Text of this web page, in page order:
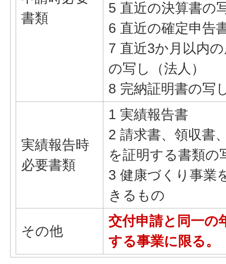
書類
5 直近の決算書の
6 直近の確定申告
7 直近3か月以内
の写し（法人）
8 完納証明書の写
実績報告時
必要書類
1 実績報告書
2 請求書、領収書
を証明する書類の
3 健康づくり事業
きるもの
その他
交付申請と同一の
する事業に限る。